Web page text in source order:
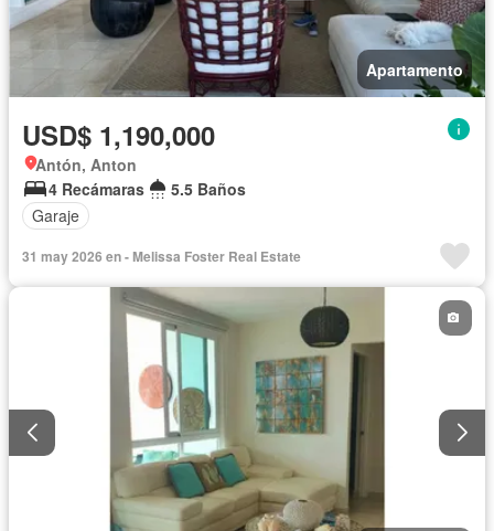
Apartamento
USD$ 1,190,000
Antón, Anton
4 Recámaras
5.5 Baños
Garaje
31 may 2026 en - Melissa Foster Real Estate